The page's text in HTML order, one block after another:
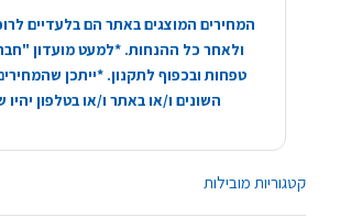
קטגוריות מובילות
המחירים המוצגים באתר הם בלעדיים
ולאחר כל ההנחות. *למעט מועדון
טפחות ובכפוף לתקנון. *ייתכן
השונים ו/או באתר ו/או בטלפון יהיו